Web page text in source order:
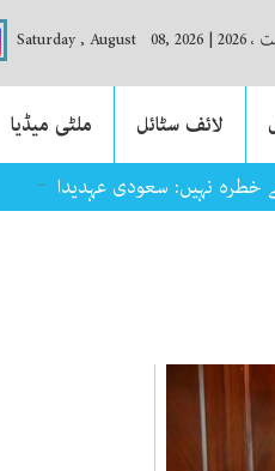
|
Saturday , August 08, 2026
لائف سٹائل
ملٹی میڈیا
نہیں: سعودی عہدیدار